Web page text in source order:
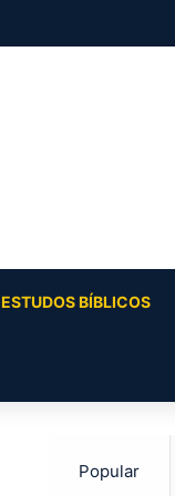
ESTUDOS BÍBLICOS
Popular